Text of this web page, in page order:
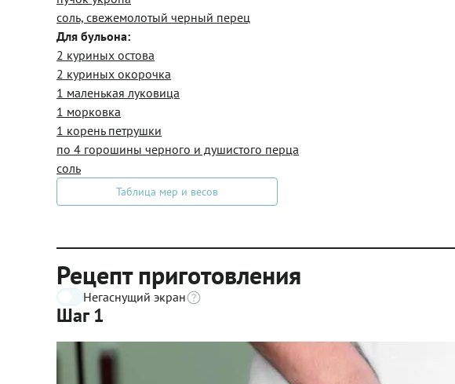
соль, свежемолотый черный перец
Для бульона:
2 куриных остова
2 куриных окорочка
1 маленькая луковица
1 морковка
1 корень петрушки
по 4 горошины черного и душистого перца
соль
Таблица мер и весов
Рецепт приготовления
Негаснущий экран
Шаг 1